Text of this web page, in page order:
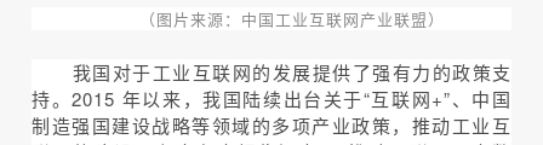
（图片来源： 中国工业互联网产业联盟）
我国对于工业互联网的发展提供了强有力的政策支
持。2015 年以来，我国陆续出台关于“互联网+”、中国
制造强国建设战略等领域的多项产业政策，推动工业互